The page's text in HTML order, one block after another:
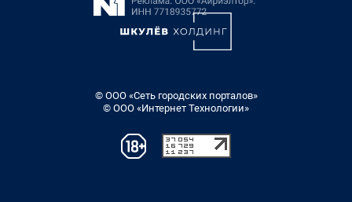
© ООО «Сеть городских порталов»
© ООО «Интернет Технологии»